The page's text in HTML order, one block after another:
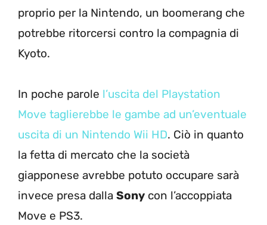
proprio per la Nintendo, un boomerang che
potrebbe ritorcersi contro la compagnia di
Kyoto.
In poche parole l’uscita del Playstation
Move taglierebbe le gambe ad un’eventuale
uscita di un Nintendo Wii HD. Ciò in quanto
la fetta di mercato che la società
giapponese avrebbe potuto occupare sarà
invece presa dalla Sony con l’accoppiata
Move e PS3.